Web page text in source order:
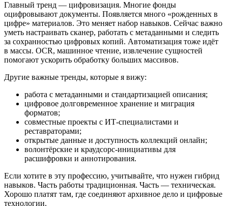
Главный тренд — цифровизация. Многие фонды
оцифровывают документы. Появляется много «рожденных в
цифре» материалов. Это меняет набор навыков. Сейчас важно
уметь настраивать сканер, работать с метаданными и следить
за сохранностью цифровых копий. Автоматизация тоже идёт
в массы. OCR, машинное чтение, извлечение сущностей
помогают ускорить обработку больших массивов.
Другие важные тренды, которые я вижу:
работа с метаданными и стандартизацией описания;
цифровое долговременное хранение и миграция
форматов;
совместные проекты с ИТ‑специалистами и
реставраторами;
открытые данные и доступность коллекций онлайн;
волонтёрские и краудсорс‑инициативы для
расшифровки и аннотирования.
Если хотите в эту профессию, учитывайте, что нужен гибрид
навыков. Часть работы традиционная. Часть — техническая.
Хорошо платят там, где соединяют архивное дело и цифровые
технологии.